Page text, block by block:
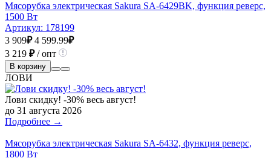
Мясорубка электрическая Sakura SA-6429BK, функция реверс,
1500 Вт
Артикул: 178199
3 909₽ 4 599.99₽
3 219 ₽/ опт
В корзину
ЛОВИ
Лови скидку! -30% весь август!
до 31 августа 2026
Подробнее →
Мясорубка электрическая Sakura SA-6432, функция реверс,
1800 Вт